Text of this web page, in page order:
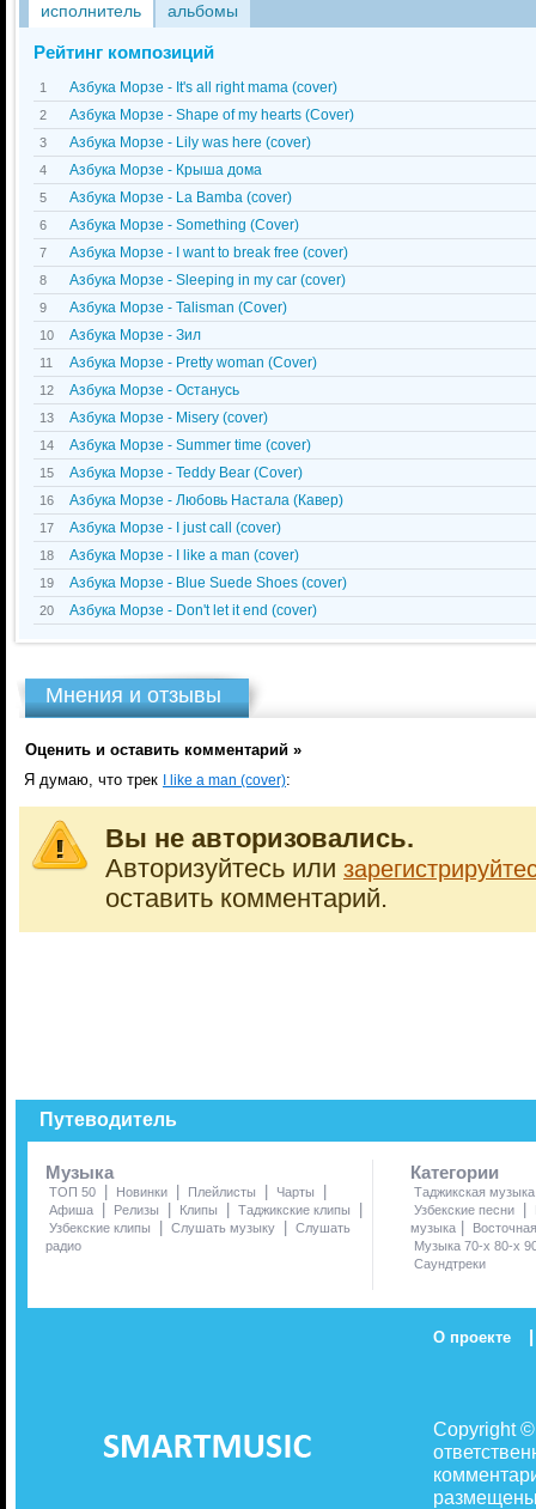
исполнитель альбомы
Рейтинг композиций
1 Азбука Морзе - It's all right mama (cover)
2 Азбука Морзе - Shape of my hearts (Cover)
3 Азбука Морзе - Lily was here (cover)
4 Азбука Морзе - Крыша дома
5 Азбука Морзе - La Bamba (cover)
6 Азбука Морзе - Something (Cover)
7 Азбука Морзе - I want to break free (cover)
8 Азбука Морзе - Sleeping in my car (cover)
9 Азбука Морзе - Talisman (Cover)
10 Азбука Морзе - Зил
11 Азбука Морзе - Pretty woman (Cover)
12 Азбука Морзе - Останусь
13 Азбука Морзе - Misery (cover)
14 Азбука Морзе - Summer time (cover)
15 Азбука Морзе - Teddy Bear (Cover)
16 Азбука Морзе - Любовь Настала (Кавер)
17 Азбука Морзе - I just call (cover)
18 Азбука Морзе - I like a man (cover)
19 Азбука Морзе - Blue Suede Shoes (cover)
20 Азбука Морзе - Don't let it end (cover)
Мнения и отзывы
Оценить и оставить комментарий »
Я думаю, что трек
I like a man (cover):
Вы не авторизовались.
Авторизуйтесь или
оставить комментарий.
Путеводитель
Музыка
ТОП 50 | Новинки | Плейлисты | Чарты |
Афиша | Релизы | Клипы | Таджикские клипы |
Узбекские клипы | Слушать музыку | Слушать
радио
Категории
Таджикская музыка
Узбекские песни
|
музыка |
Музыка 70-х 80-х
Саундтреки
О проекте |
Copyright
размещены